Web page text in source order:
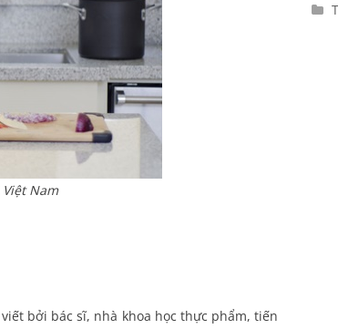
Nam
bởi bác sĩ, nhà khoa học thực phẩm, tiến